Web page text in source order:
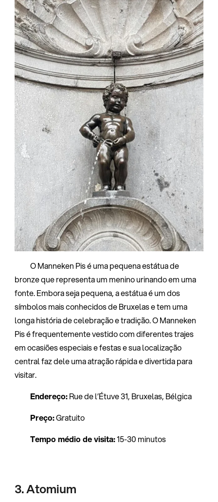
O Manneken Pis é uma pequena estátua de
bronze que representa um menino urinando em uma
fonte. Embora seja pequena, a estátua é um dos
símbolos mais conhecidos de Bruxelas e tem uma
longa história de celebração e tradição. O Manneken
Pis é frequentemente vestido com diferentes trajes
em ocasiões especiais e festas e sua localização
central faz dele uma atração rápida e divertida para
visitar.
Endereço:Rue de l’Étuve 31, Bruxelas, Bélgica
Preço:Gratuito
Tempo médio de visita:15-30 minutos
3. Atomium